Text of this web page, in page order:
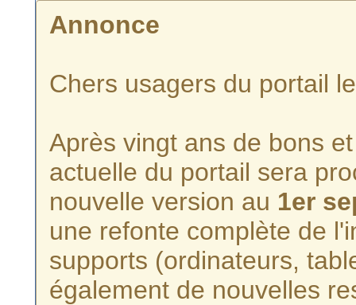
Annonce
Chers usagers du portail
Après vingt ans de bons
actuelle du portail sera
nouvelle version au 1er
une refonte complète de
supports (ordinateurs,
également de nouvelles